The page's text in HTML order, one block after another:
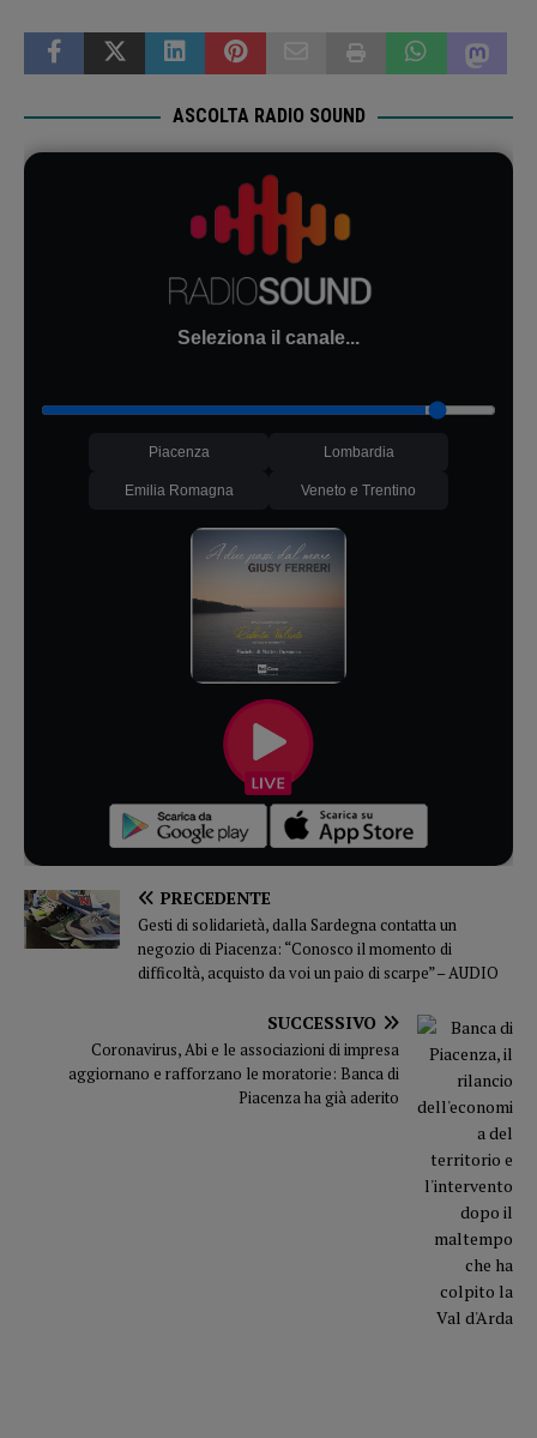
ASCOLTA RADIO SOUND
Seleziona il canale...
Piacenza Lombardia
Emilia Romagna Veneto e Trentino
PRECEDENTE
Gesti di solidarietà, dalla Sardegna contatta un
negozio di Piacenza: “Conosco il momento di
difficoltà, acquisto da voi un paio di scarpe” – AUDIO
SUCCESSIVO
Coronavirus, Abi e le associazioni di impresa
aggiornano e rafforzano le moratorie: Banca di
Piacenza ha già aderito